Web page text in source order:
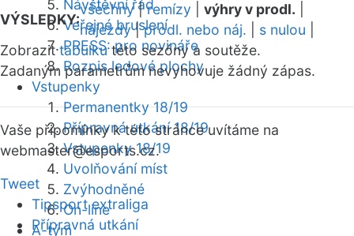
Návštěvní řád
Veřejné bruslení
PRESS: pro novináře
Rozpis ledové plochy
Vstupenky
Permanentky 18/19
Přípravná utkání 18/19
Vstupenky 18/19
Uvolňování míst
Zvýhodněné
On-line
A-tým
VÝSLEDKY:
všechny|remízy výhry v prodl.
nájezdy|prodl. nebo náj. s nulou
Zobrazittabulkutéto sezóny a soutěže.
Zadaným parametrům nevyhovuje žádný zápas.
Vaše připomínky k této stránce uvítáme na
webmaster@esports.cz.
Tweet
Tipsport extraliga
Přípravná utkání